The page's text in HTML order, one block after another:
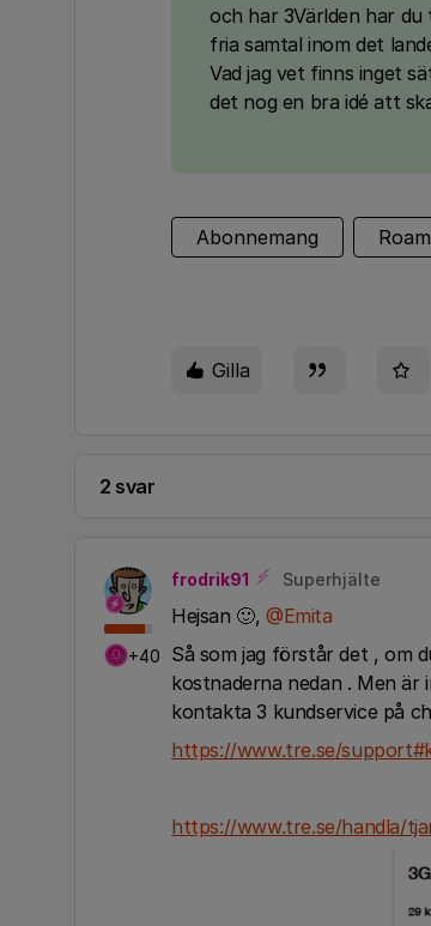
och har 3Världen har du
fria samtal inom det
Vad jag vet finns inget
det nog en bra idé att
Abonnemang
Gilla
2 svar
+40
frodrik91 Superhjälte
Hejsan 🙂, @Emita
Så som jag förstår det , om
kostnaderna nedan . Men
kontakta 3 kundservice på
https://www.tre.se/
https://www.tre.se/handla/